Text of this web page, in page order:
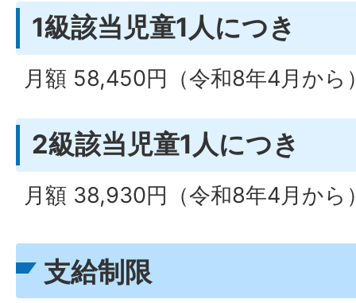
1級該当児童1人につき
月額 58,450円（令和8年4月から
2級該当児童1人につき
月額 38,930円（令和8年4月から
支給制限